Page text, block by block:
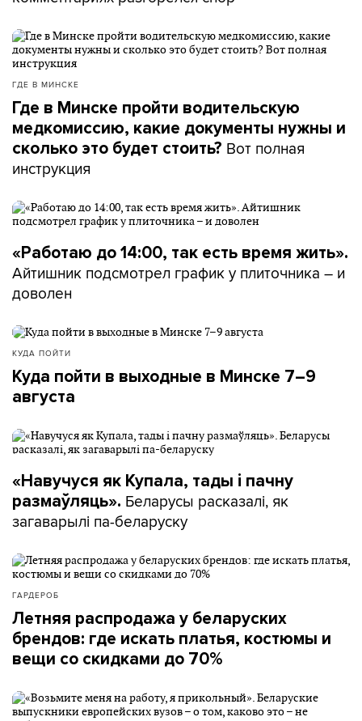
ГДЕ В МИНСКЕ
Где в Минске пройти водительскую
медкомиссию, какие документы нужны и
сколько это будет стоить? Вот полная
инструкция
«Работаю до 14:00, так есть время жить».
Айтишник подсмотрел график у плиточника – и
доволен
КУДА ПОЙТИ
Куда пойти в выходные в Минске 7–9
августа
«Навучуся як Купала, тады і пачну
размаўляць». Беларусы расказалі, як
загаварылі па-беларуску
ГАРДЕРОБ
Летняя распродажа у беларуских
брендов: где искать платья, костюмы и
вещи со скидками до 70%